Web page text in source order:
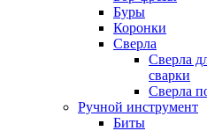
Буры
Коронки
Сверла
Сверла
сварки
Сверла
Ручной инструмент
Биты